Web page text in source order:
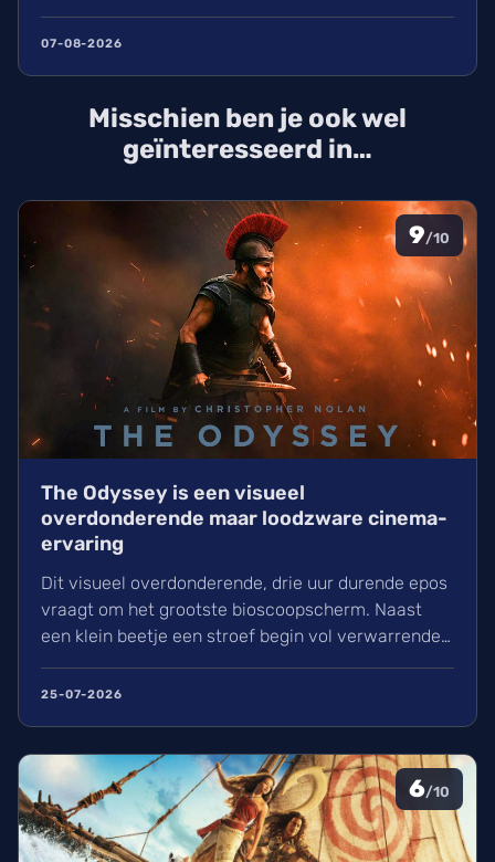
nieuws over streamingtoppers zoals Hit Man en
Thursday Murder Club.
07-08-2026
Misschien ben je ook wel
geïnteresseerd in…
9/10
The Odyssey is een visueel
overdonderende maar loodzware cinema-
ervaring
Dit visueel overdonderende, drie uur durende epos
vraagt om het grootste bioscoopscherm. Naast
een klein beetje een stroef begin vol verwarrende
film in een indrukwekkend epos vol praktische
25-07-2026
6/10